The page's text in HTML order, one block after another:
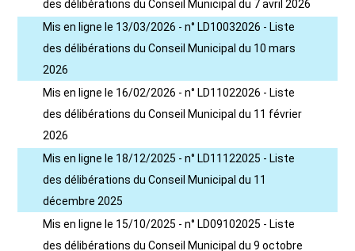
des délibérations du Conseil Municipal du 7 avril 2026
Mis en ligne le 13/03/2026 - n° LD10032026 - Liste
des délibérations du Conseil Municipal du 10 mars
2026
Mis en ligne le 16/02/2026 - n° LD11022026 - Liste
des délibérations du Conseil Municipal du 11 février
2026
Mis en ligne le 18/12/2025 - n° LD11122025 - Liste
des délibérations du Conseil Municipal du 11
décembre 2025
Mis en ligne le 15/10/2025 - n° LD09102025 - Liste
des délibérations du Conseil Municipal du 9 octobre